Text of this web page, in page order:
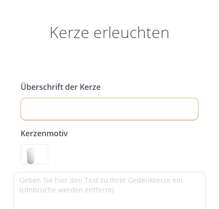
Kerze erleuchten
Überschrift der Kerze
Kerzenmotiv